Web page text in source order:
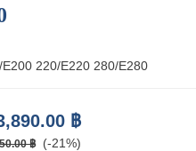
220/E220 280/E280
฿
฿ (-21%)